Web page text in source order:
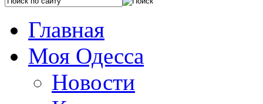
Главная
Моя Одесса
Новости